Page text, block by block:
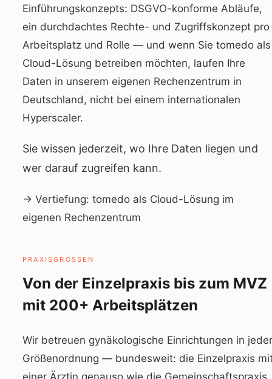
Einführungskonzepts: DSGVO-konforme Abläufe,
ein durchdachtes Rechte- und Zugriffskonzept pro
Arbeitsplatz und Rolle — und wenn Sie tomedo als
Cloud-Lösung betreiben möchten, laufen Ihre
Daten in unserem eigenen Rechenzentrum in
Deutschland, nicht bei einem internationalen
Hyperscaler.
Sie wissen jederzeit, wo Ihre Daten liegen und
wer darauf zugreifen kann.
→ Vertiefung: tomedo als Cloud-Lösung im
eigenen Rechenzentrum
PRAXISGRÖSSEN
Von der Einzelpraxis bis zum MVZ
mit 200+ Arbeitsplätzen
Wir betreuen gynäkologische Einrichtungen in jeder
Größenordnung — bundesweit: die Einzelpraxis